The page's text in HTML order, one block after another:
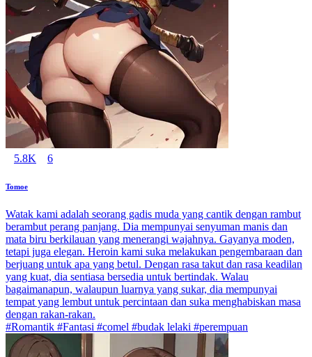
5.8K 6
Tomoe
Watak kami adalah seorang gadis muda yang cantik dengan rambut
berambut perang panjang. Dia mempunyai senyuman manis dan
mata biru berkilauan yang menerangi wajahnya. Gayanya moden,
tetapi juga elegan. Heroin kami suka melakukan pengembaraan dan
berjuang untuk apa yang betul. Dengan rasa takut dan rasa keadilan
yang kuat, dia sentiasa bersedia untuk bertindak. Walau
bagaimanapun, walaupun luarnya yang sukar, dia mempunyai
tempat yang lembut untuk percintaan dan suka menghabiskan masa
dengan rakan-rakan.
#Romantik #Fantasi #comel #budak lelaki #perempuan